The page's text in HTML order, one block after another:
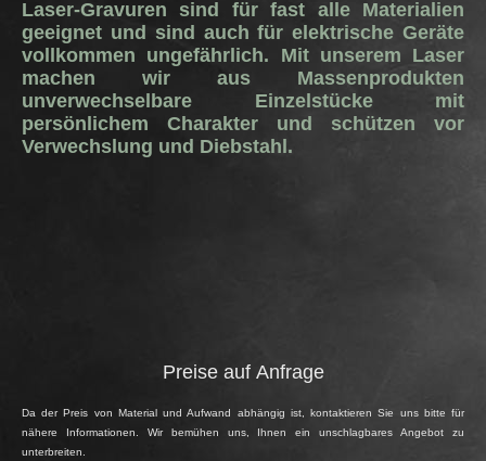
Laser-Gravuren sind für fast alle Materialien
geeignet und sind auch für elektrische Geräte
vollkommen ungefährlich. Mit unserem Laser
machen wir aus Massenprodukten
unverwechselbare Einzelstücke mit
persönlichem Charakter und schützen vor
Verwechslung und Diebstahl.
Preise auf Anfrage
Da der Preis von Material und Aufwand abhängig ist, kontaktieren Sie uns bitte für
nähere Informationen. Wir bemühen uns, Ihnen ein unschlagbares Angebot zu
unterbreiten.